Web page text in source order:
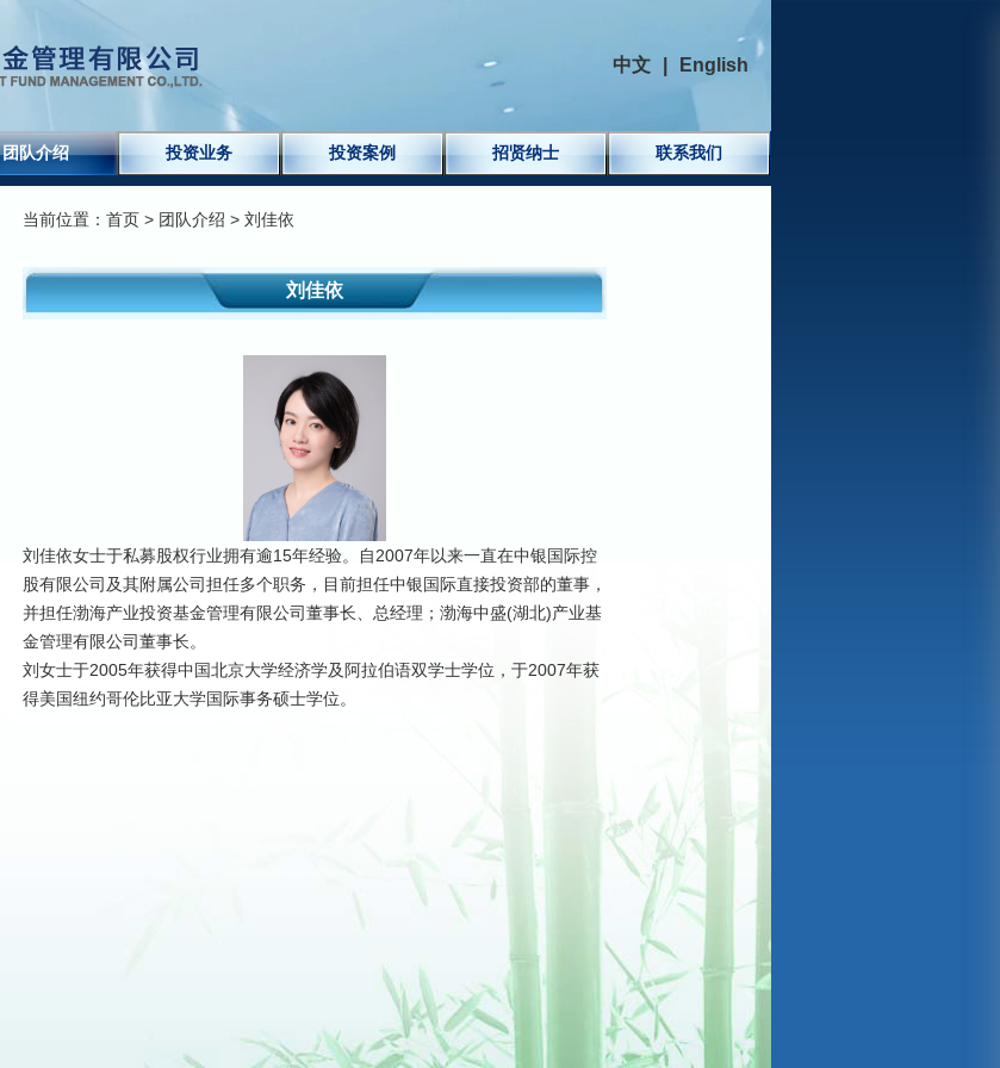
中文 English
团队介绍 投资业务 投资案例 招贤纳士 联系我们
当前位置： 首页 > 团队介绍 > 刘佳依
刘佳依
刘佳依女士于私募股权行业拥有逾15年经验。自2007年以来一直在中银国际控
股有限公司及其附属公司担任多个职务，目前担任中银国际直接投资部的董事，
并担任渤海产业投资基金管理有限公司董事长、总经理；渤海中盛(湖北)产业基
金管理有限公司董事长。
刘女士于2005年获得中国北京大学经济学及阿拉伯语双学士学位，于2007年获
得美国纽约哥伦比亚大学国际事务硕士学位。